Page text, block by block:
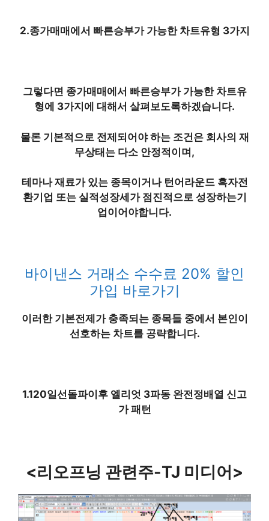
2.종가매매에서 빠른승부가 가능한 차트유형 3가지
그렇다면 종가매매에서 빠른승부가 가능한 차트유
형에 3가지에 대해서 살펴보도록하겠습니다.
물론 기본적으로 전제되어야 하는 조건은 회사의 재
무상태는 다소 안정적이며,
테마나 재료가 있는 종목이거나 턴어라운드 흑자전
환기업 또는 실적성장세가 점진적으로 성장하는기
업이어야합니다.
바이낸스 거래소 수수료 20% 할인
가입 바로가기
이러한 기본전제가 충족되는 종목들 중에서 본인이
선호하는 차트를 공략합니다.
1.120일선돌파이후 엘리엇 3파동 완전정배열 신고
가 패턴
<리오프닝 관련주-TJ 미디어>